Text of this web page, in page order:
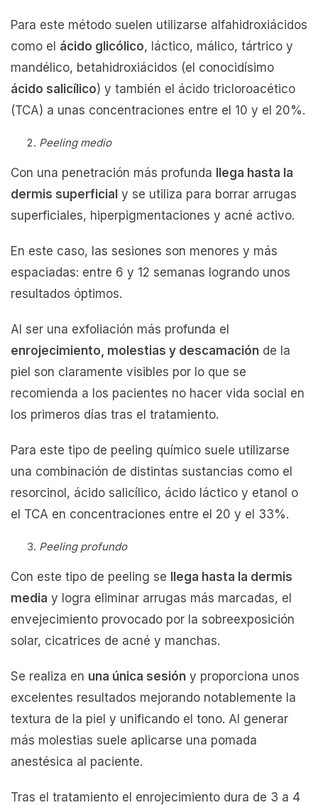
Para este método suelen utilizarse alfahidroxiácidos
como el ácido glicólico, láctico, málico, tártrico y
mandélico, betahidroxiácidos (el conocidísimo
ácido salicílico) y también el ácido tricloroacético
(TCA) a unas concentraciones entre el 10 y el 20%.
Peeling medio
Con una penetración más profunda
llega hasta la
dermis superficial y se utiliza para borrar arrugas
superficiales, hiperpigmentaciones y acné activo.
En este caso, las sesiones son menores y más
espaciadas: entre 6 y 12 semanas logrando unos
resultados óptimos.
Al ser una exfoliación más profunda el
enrojecimiento, molestias y descamación de la
piel son claramente visibles por lo que se
recomienda a los pacientes no hacer vida social en
los primeros días tras el tratamiento.
Para este tipo de peeling químico suele utilizarse
una combinación de distintas sustancias como el
resorcinol, ácido salicílico, ácido láctico y etanol o
el TCA en concentraciones entre el 20 y el 33%.
Peeling profundo
Con este tipo de peeling se
llega hasta la dermis
media y logra eliminar arrugas más marcadas, el
envejecimiento provocado por la sobreexposición
solar, cicatrices de acné y manchas.
Se realiza en una única sesión y proporciona unos
excelentes resultados mejorando notablemente la
textura de la piel y unificando el tono. Al generar
más molestias suele aplicarse una pomada
anestésica al paciente.
Tras el tratamiento el enrojecimiento dura de 3 a 4